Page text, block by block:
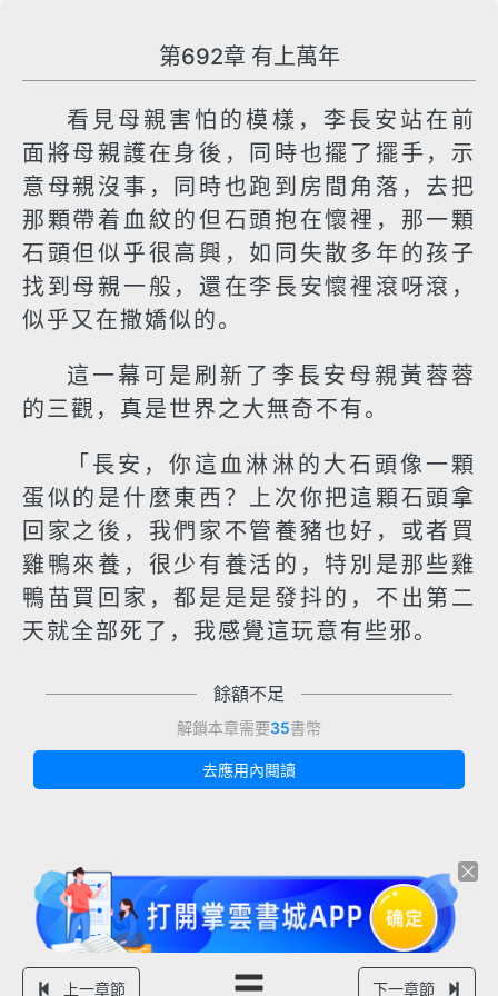
第692章 有上萬年
看見母親害怕的模樣，李長安站在前
面將母親護在身後，同時也擺了擺手，示
意母親沒事，同時也跑到房間角落，去把
那顆帶着血紋的但石頭抱在懷裡，那一顆
石頭但似乎很高興，如同失散多年的孩子
找到母親一般，還在李長安懷裡滾呀滾，
似乎又在撒嬌似的。
這一幕可是刷新了李長安母親黃蓉蓉
的三觀，真是世界之大無奇不有。
「長安，你這血淋淋的大石頭像一顆
蛋似的是什麼東西？上次你把這顆石頭拿
回家之後，我們家不管養豬也好，或者買
雞鴨來養，很少有養活的，特別是那些雞
鴨苗買回家，都是是是發抖的，不出第二
天就全部死了，我感覺這玩意有些邪。
餘額不足
解鎖本章需要35書幣
去應用內閱讀
上一章節 下一章節